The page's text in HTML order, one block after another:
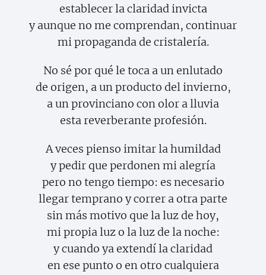
establecer la claridad invicta
y aunque no me comprendan, continuar
mi propaganda de cristalería.
No sé por qué le toca a un enlutado
de origen, a un producto del invierno,
a un provinciano con olor a lluvia
esta reverberante profesión.
A veces pienso imitar la humildad
y pedir que perdonen mi alegría
pero no tengo tiempo: es necesario
llegar temprano y correr a otra parte
sin más motivo que la luz de hoy,
mi propia luz o la luz de la noche:
y cuando ya extendí la claridad
en ese punto o en otro cualquiera